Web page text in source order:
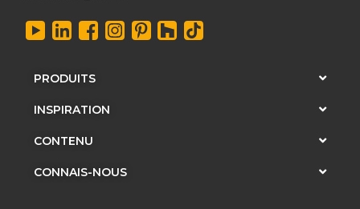
PRODUITS
INSPIRATION
CONTENU
CONNAIS-NOUS